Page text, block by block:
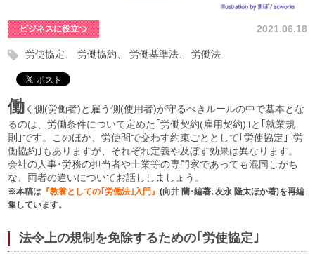
2021.06.18
ビジネスに役立つ
労使協定 労働協約 労働基準法 労働法
働く側(労働者)と雇う側(使用者)が守るべきルールの中で基本とな
るのは、労働条件について定めた｢労働契約(雇用契約)｣と｢就業規
則｣です。このほか、労使間で交わす約束ごととして｢労使協定｣｢労
働協約｣もありますが、それぞれ定義や及ぼす効果は異なります。
会社の人事･労務の担当者や士業等の専門家であっても混同しがち
な、両者の違いについてお話ししましょう。
※本稿は 『教養としての｢労働法｣入門 』(向井 蘭･編著､友永 隆太ほか著)を再編
集しています。
法令上の規制を免除するための｢労使協定｣